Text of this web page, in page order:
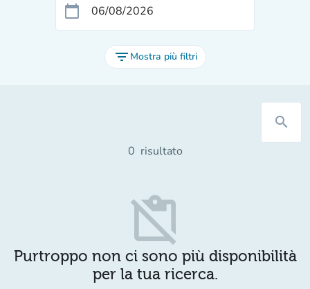
calendar_today
filter_list Mostra più filtri
search
0 risultato
content_paste_off
Purtroppo non ci sono più disponibilità
per la tua ricerca.